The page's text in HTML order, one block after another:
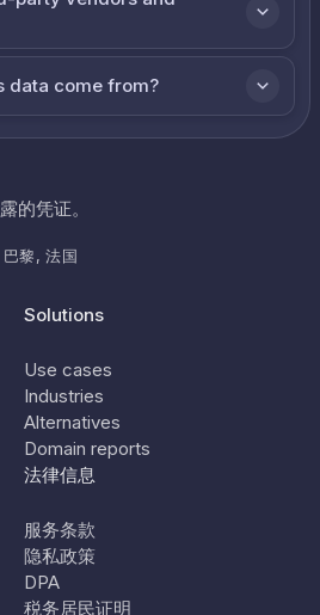
data come from?
的凭证。
黎, 法国
Solutions
Use cases
Industries
Alternatives
Domain reports
法律信息
服务条款
隐私政策
DPA
税务居民证明